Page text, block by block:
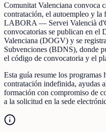
Comunitat Valenciana convoca
contratación, el autoempleo y la
LABORA — Servei Valencià
convocatorias se publican en el
Valenciana (DOGV) y se
Subvenciones (BDNS), donde
el código de convocatoria y el
Esta guía resume los programas
contratación indefinida, ayudas
formación con compromiso de
a la solicitud en la sede